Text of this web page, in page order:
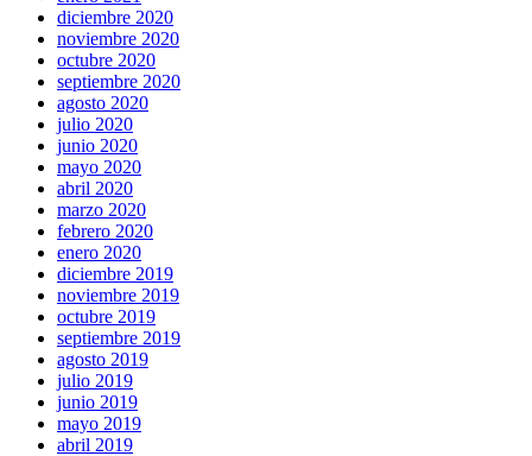
diciembre 2020
noviembre 2020
octubre 2020
septiembre 2020
agosto 2020
julio 2020
junio 2020
mayo 2020
abril 2020
marzo 2020
febrero 2020
enero 2020
diciembre 2019
noviembre 2019
octubre 2019
septiembre 2019
agosto 2019
julio 2019
junio 2019
mayo 2019
abril 2019